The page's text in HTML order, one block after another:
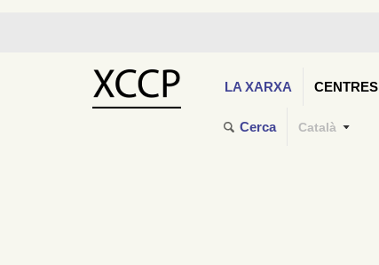
LA XARXA CENTRES
Cerca Català